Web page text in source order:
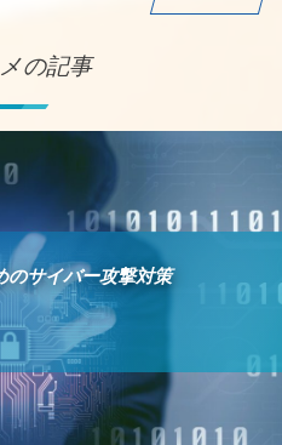
の記事
のサイバー攻撃対策